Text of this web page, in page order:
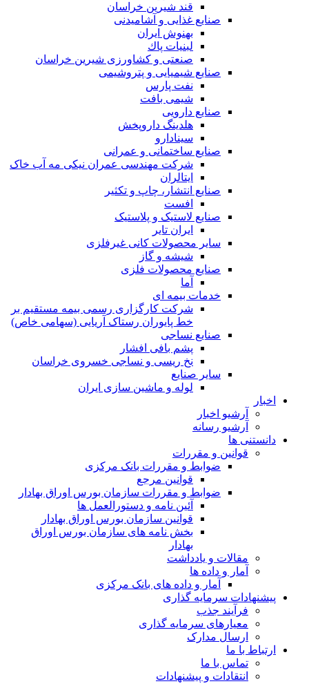
قند شیرین خراسان
صنایع غذايی و آشاميدنی
بهنوش ایران
لبنيات پاك
صنعتی و کشاورزی شیرین خراسان
صنایع شیمیایی و پتروشیمی
نفت پارس
شیمی بافت
صنایع دارویی
هلدینگ داروپخش
سینادارو
صنایع ساختمانی و عمرانی
شرکت مهندسی عمران نیکی مه آب خاک
ایتالران
صنایع انتشار، چاپ و تکثير
افست
صنایع لاستیک و پلاستیک
ایران تایر
ساير محصولات كانی غيرفلزی
شیشه و گاز
صنایع محصولات فلزی
آما
خدمات بیمه ای
شرکت کارگزاری رسمی بیمه مستقیم بر
خط پایوران رستاک آریایی (سهامی خاص)
صنایع نساجی
پشم بافی افشار
نخ ریسی و نساجی خسروی خراسان
سایر صنایع
لوله و ماشین سازی ایران
اخبار
آرشیو اخبار
آرشیو رسانه
دانستنی ها
قوانین و مقررات
ضوابط و مقررات بانک مرکزی
قوانين مرجع
ضوابط و مقررات سازمان بورس اوراق بهادار
آئین نامه و دستورالعمل ها
قوانین سازمان بورس اوراق بهادار
بخش نامه های سازمان بورس اوراق
بهادار
مقالات و یادداشت
آمار و داده ها
آمار و داده های بانک مرکزی
پیشنهادات سرمایه گذاری
فرآیند جذب
معیارهای سرمایه گذاری
ارسال مدارک
ارتباط با ما
تماس با ما
انتقادات و پیشنهادات